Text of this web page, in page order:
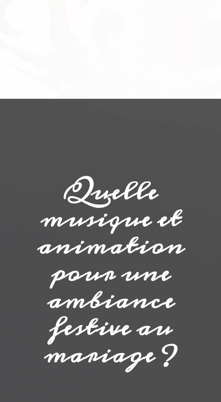
Quelle
musique et
animation
pour une
ambiance
festive au
mariage ?